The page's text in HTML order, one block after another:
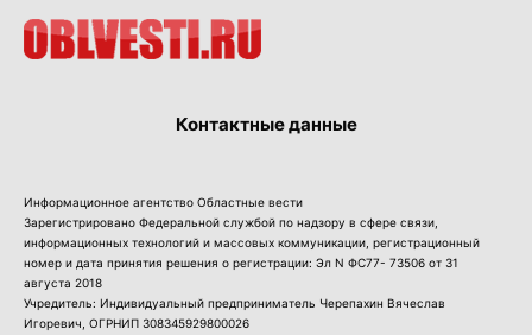
Контактные данные
Информационное агентство Областные вести
Зарегистрировано Федеральной службой по надзору в сфере связи,
информационных технологий и массовых коммуникации, регистрационный
номер и дата принятия решения о регистрации: Эл N ФС77- 73506 от 31
августа 2018
Учредитель: Индивидуальный предприниматель Черепахин Вячеслав
Игоревич, ОГРНИП 308345929800026